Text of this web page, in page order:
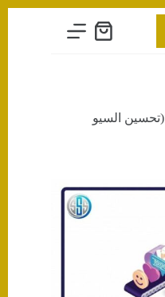
عربة
كتابة وصف المنتج وفق معايير SEO (تحسين السيو